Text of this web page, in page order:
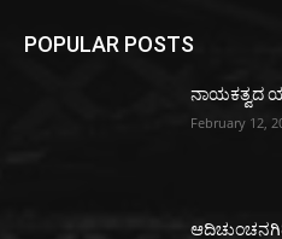
POPULAR POSTS
ನಾಯಕತ್ವದ
February 12,